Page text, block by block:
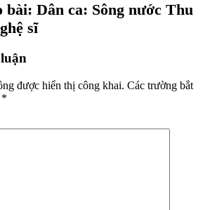
bài: Dân ca: Sông nước Thu
sĩ
được hiển thị công khai. Các trường bắt
*